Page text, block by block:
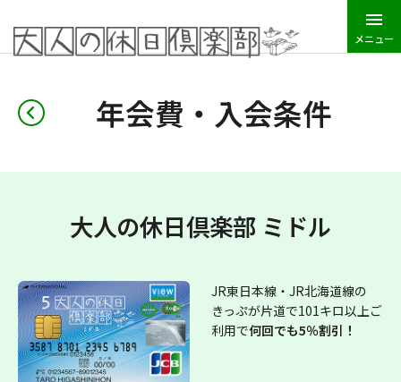
メニュー
年会費・入会条件
大人の休日倶楽部 ミドル
JR東日本線・JR北海道線の
きっぷが片道で101キロ以上ご
利用で何回でも5％割引！